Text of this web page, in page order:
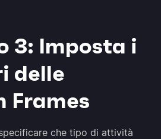
3: Imposta i
delle
che tipo di attività